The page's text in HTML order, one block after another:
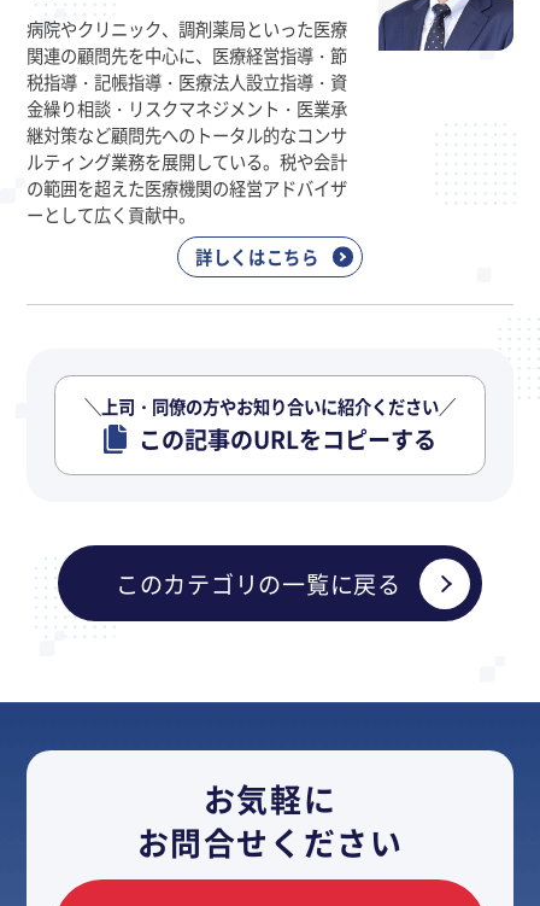
病院やクリニック、調剤薬局といった医療
関連の顧問先を中心に、医療経営指導・節
税指導・記帳指導・医療法人設立指導・資
金繰り相談・リスクマネジメント・医業承
継対策など顧問先へのトータル的なコンサ
ルティング業務を展開している。税や会計
の範囲を超えた医療機関の経営アドバイザ
ーとして広く貢献中。
詳しくはこちら
＼上司・同僚の方やお知り合いに紹介ください／
この記事のURLをコピーする
このカテゴリの一覧に戻る
お気軽に
お問合せください